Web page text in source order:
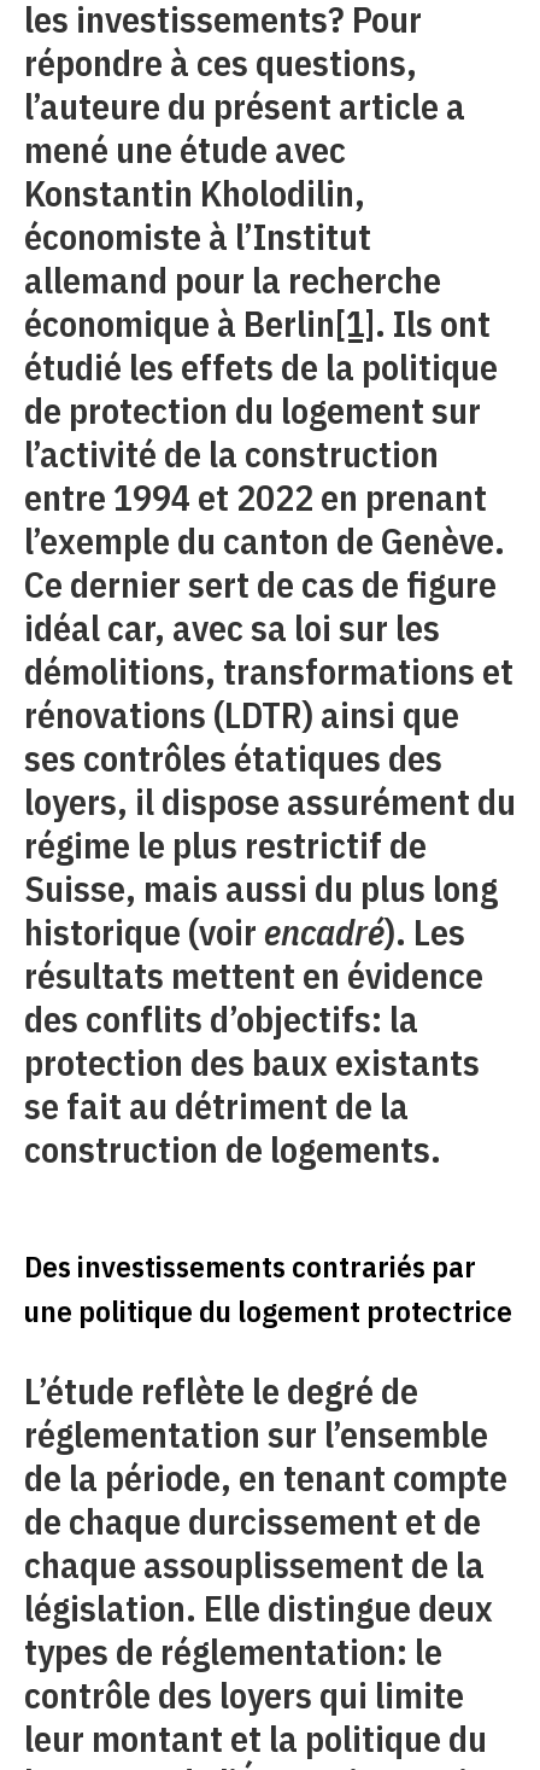
les investissements? Pour
répondre à ces questions,
l’auteure du présent article a
mené une étude avec
Konstantin Kholodilin,
économiste à l’Institut
allemand pour la recherche
économique à Berlin[1]. Ils ont
étudié les effets de la politique
de protection du logement sur
l’activité de la construction
entre 1994 et 2022 en prenant
l’exemple du canton de Genève.
Ce dernier sert de cas de figure
idéal car, avec sa loi sur les
démolitions, transformations et
rénovations (LDTR) ainsi que
ses contrôles étatiques des
loyers, il dispose assurément du
régime le plus restrictif de
Suisse, mais aussi du plus long
historique (voir encadré). Les
résultats mettent en évidence
des conflits d’objectifs: la
protection des baux existants
se fait au détriment de la
construction de logements.
Des investissements contrariés par
une politique du logement protectrice
L’étude reflète le degré de
réglementation sur l’ensemble
de la période, en tenant compte
de chaque durcissement et de
chaque assouplissement de la
législation. Elle distingue deux
types de réglementation: le
contrôle des loyers qui limite
leur montant et la politique du